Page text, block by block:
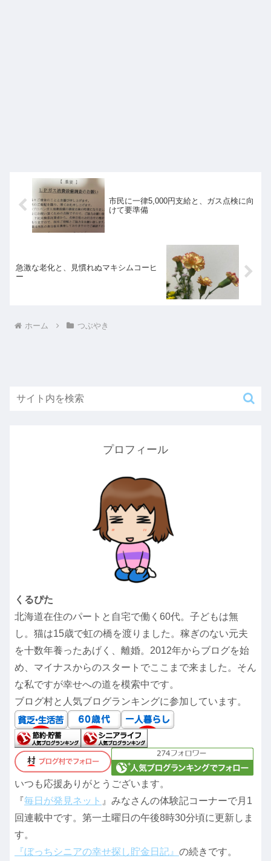
市民に一律5,000円支給と、ガス点検に向
けて要準備
急激な老化と、見慣れぬマキシムコーヒ
ー
ホーム つぶやき
プロフィール
くるぴた
北海道在住のパートと自宅で働く60代。子どもは無
し。猫は15歳で虹の橋を渡りました。稼ぎのない元夫
を十数年養ったあげく、離婚。2012年からブログを始
め、マイナスからのスタートでここまで来ました。そん
な私ですが幸せへの道を模索中です。
ブログ村と人気ブログランキングに参加しています。
いつも応援ありがとうございます。
『毎日が発見ネット 』みなさんの体験記コーナーで月1
回連載中です。第一土曜日の午後8時30分頃に更新しま
す。
『ぼっちシニアの幸せ探し貯金日記』 の続きです。